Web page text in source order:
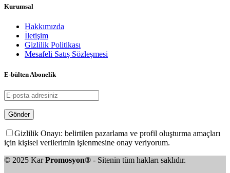
Kurumsal
Hakkımızda
İletişim
Gizlilik Politikası
Mesafeli Satış Sözleşmesi
E-bülten Abonelik
Gizlilik Onayı: belirtilen pazarlama ve profil oluşturma amaçları
için kişisel verilerimin işlenmesine onay veriyorum.
© 2025 KarPromosyon® - Sitenin tüm hakları saklıdır.